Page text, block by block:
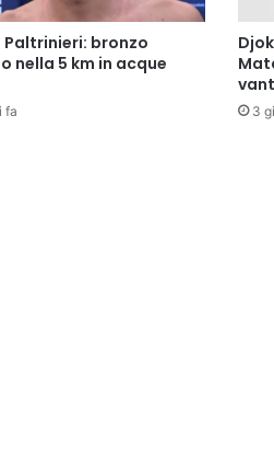
bronzo
nella 5 km in acque
fa 3